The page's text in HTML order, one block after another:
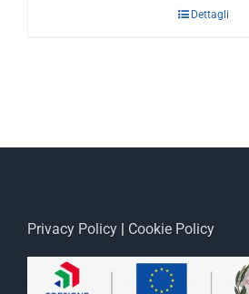
Dettagli
Privacy Policy Cookie Policy